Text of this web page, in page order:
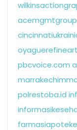
pbcvoice.com
polrestoba.id